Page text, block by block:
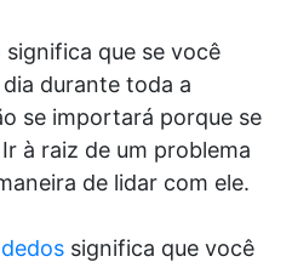
significa que se você
durante toda a
se importará porque se
à raiz de um problema
de lidar com ele.
significa que você